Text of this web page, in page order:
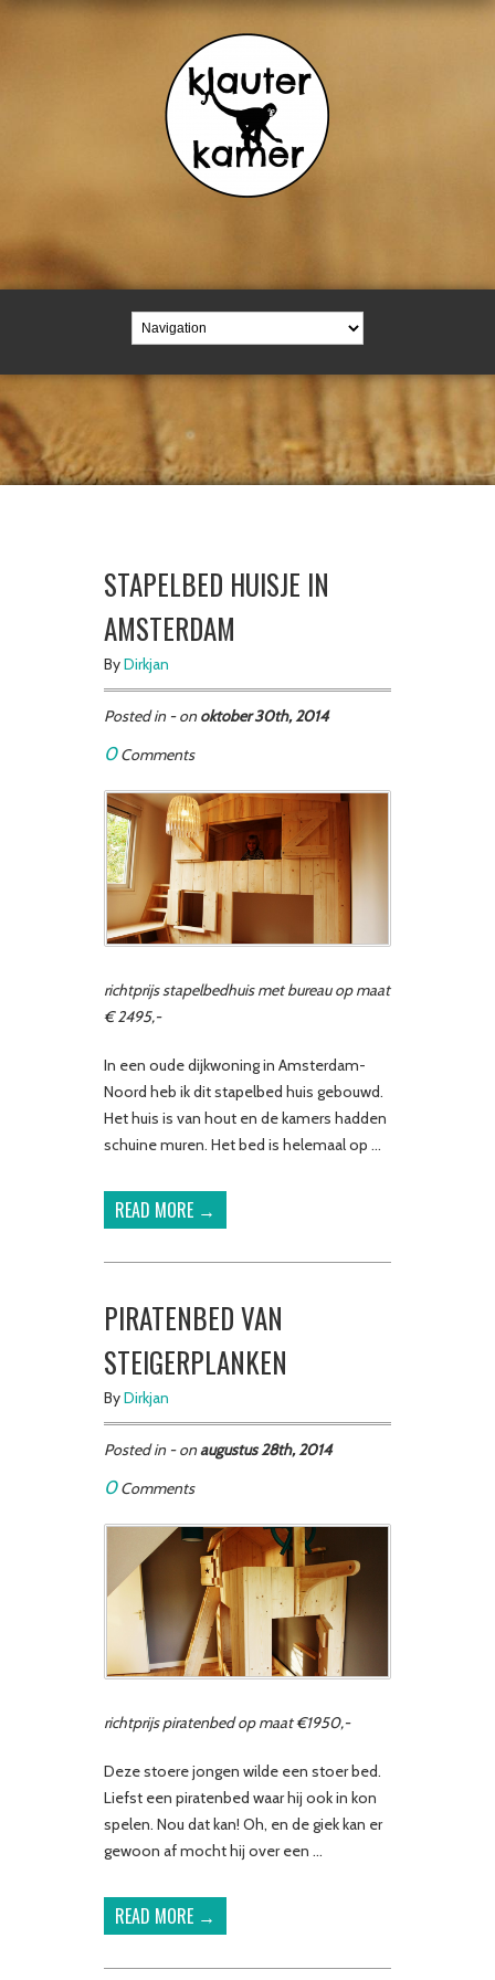
STAPELBED HUISJE IN
AMSTERDAM
ByDirkjan
Posted in - on oktober 30th, 2014
0Comments
richtprijs stapelbedhuis met bureau op maat
€ 2495,-
In een oude dijkwoning in Amsterdam-
Noord heb ik dit stapelbed huis gebouwd.
Het huis is van hout en de kamers hadden
schuine muren. Het bed is helemaal op …
READ MORE →
PIRATENBED VAN
STEIGERPLANKEN
ByDirkjan
Posted in - onaugustus 28th, 2014
0Comments
richtprijs piratenbed op maat €1950,-
Deze stoere jongen wilde een stoer bed.
Liefst een piratenbed waar hij ook in kon
spelen. Nou dat kan! Oh, en de giek kan er
gewoon af mocht hij over een …
READ MORE →